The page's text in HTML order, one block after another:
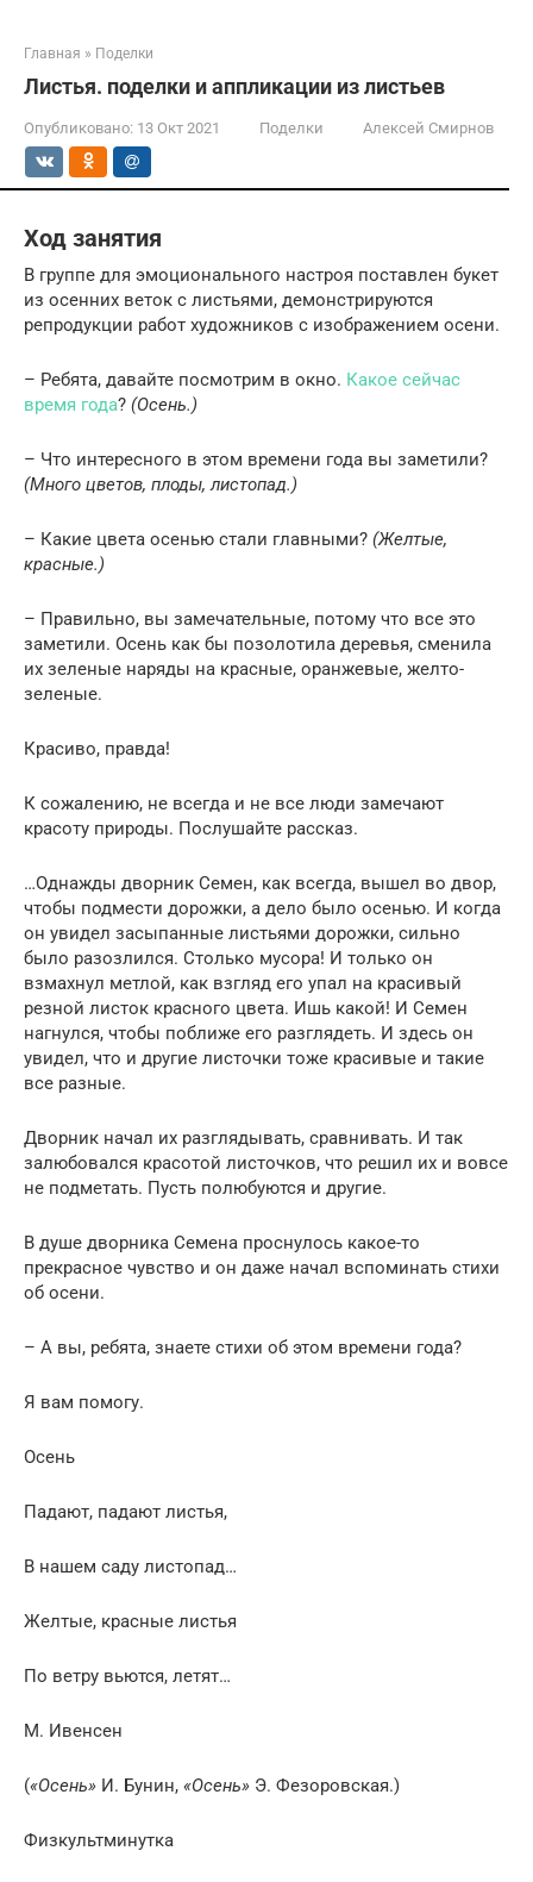
Главная » Поделки
Листья. поделки и аппликации из листьев
Опубликовано: 13 Окт 2021 Поделки Алексей Смирнов
Ход занятия
В группе для эмоционального настроя поставлен букет
из осенних веток с листьями, демонстрируются
репродукции работ художников с изображением осени.
– Ребята, давайте посмотрим в окно. Какое сейчас
время года? (Осень.)
– Что интересного в этом времени года вы заметили?
(Много цветов, плоды, листопад.)
– Какие цвета осенью стали главными? (Желтые,
красные.)
– Правильно, вы замечательные, потому что все это
заметили. Осень как бы позолотила деревья, сменила
их зеленые наряды на красные, оранжевые, желто-
зеленые.
Красиво, правда!
К сожалению, не всегда и не все люди замечают
красоту природы. Послушайте рассказ.
…Однажды дворник Семен, как всегда, вышел во двор,
чтобы подмести дорожки, а дело было осенью. И когда
он увидел засыпанные листьями дорожки, сильно
было разозлился. Столько мусора! И только он
взмахнул метлой, как взгляд его упал на красивый
резной листок красного цвета. Ишь какой! И Семен
нагнулся, чтобы поближе его разглядеть. И здесь он
увидел, что и другие листочки тоже красивые и такие
все разные.
Дворник начал их разглядывать, сравнивать. И так
залюбовался красотой листочков, что решил их и вовсе
не подметать. Пусть полюбуются и другие.
В душе дворника Семена проснулось какое-то
прекрасное чувство и он даже начал вспоминать стихи
об осени.
– А вы, ребята, знаете стихи об этом времени года?
Я вам помогу.
Осень
Падают, падают листья,
В нашем саду листопад…
Желтые, красные листья
По ветру вьются, летят…
М. Ивенсен
(«Осень» И. Бунин, «Осень» Э. Фезоровская.)
Физкультминутка